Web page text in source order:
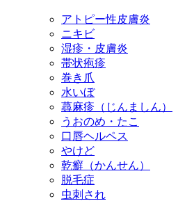
アトピー性皮膚炎
ニキビ
湿疹・皮膚炎
帯状疱疹
巻き爪
水いぼ
蕁麻疹（じんましん）
うおのめ・たこ
口唇ヘルペス
やけど
乾癬（かんせん）
脱毛症
虫刺され